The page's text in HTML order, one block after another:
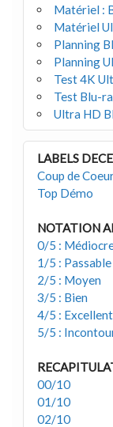
Matériel :
Matériel
Planning
Planning
Test 4K
Test Blu-
Ultra HD
LABELS
Coup de
Top Démo
NOTATION
0/5 :
1/5 : Passable
2/5 : Moyen
3/5 : Bien
4/5 : Excellent
5/5 :
00/10
01/10
02/10